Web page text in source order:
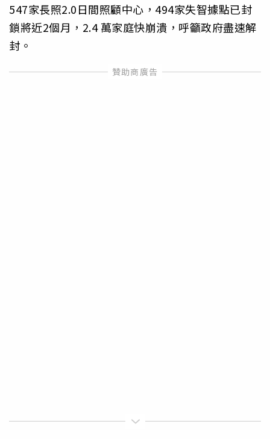
547家長照2.0日間照顧中心，494家失智據點已封
鎖將近2個月，2.4 萬家庭快崩潰，呼籲政府盡速解
封。